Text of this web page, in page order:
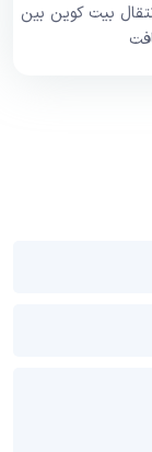
بیت کوین بین